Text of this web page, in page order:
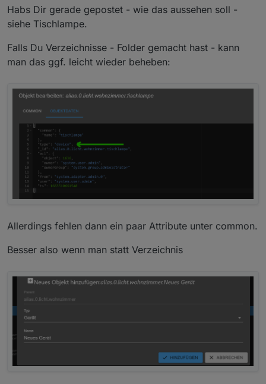
Habs Dir gerade gepostet - wie das aussehen soll -
siehe Tischlampe.
Falls Du Verzeichnisse - Folder gemacht hast - kann
man das ggf. leicht wieder beheben:
Allerdings fehlen dann ein paar Attribute unter common.
Besser also wenn man statt Verzeichnis